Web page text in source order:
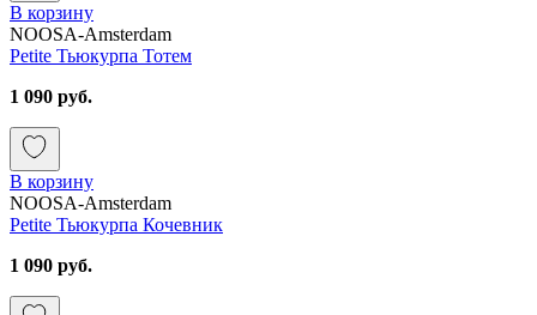
В корзину
NOOSA-Amsterdam
Petite Тьюкурпа Тотем
1 090 руб.
В корзину
NOOSA-Amsterdam
Petite Тьюкурпа Кочевник
1 090 руб.